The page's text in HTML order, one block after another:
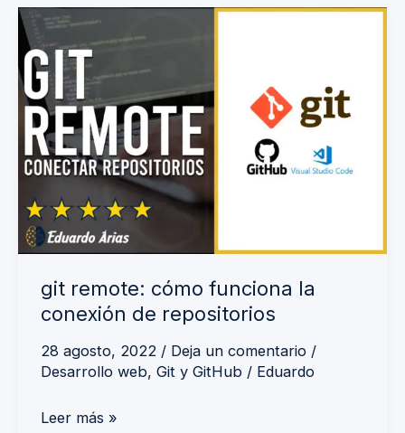
git remote: cómo funciona la
conexión de repositorios
28 agosto, 2022 / Deja un comentario /
Desarrollo web, Git y GitHub / Eduardo
git
remote:
cómo
funciona
la
conexión
de
repositorios
Leer más »